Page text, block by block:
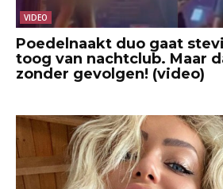
VIDEO
Poedelnaakt duo gaat
toog van nachtclub. Maar
zonder gevolgen! (video)